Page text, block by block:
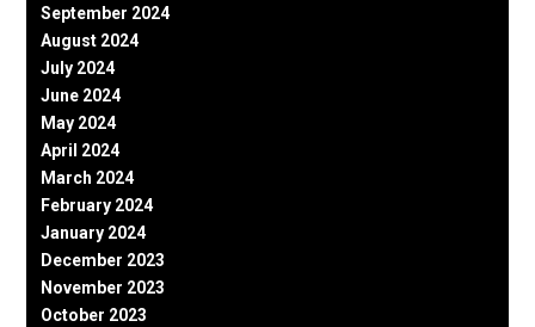
September 2024
August 2024
July 2024
June 2024
May 2024
April 2024
March 2024
February 2024
January 2024
December 2023
November 2023
October 2023